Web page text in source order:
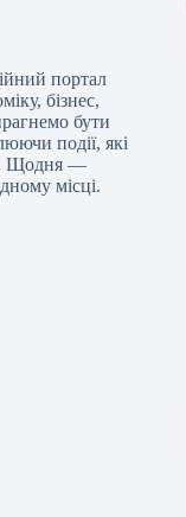
портал
бізнес,
бути
події, які
Щодня —
місці.